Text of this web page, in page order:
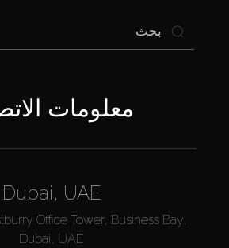
معلومات
Dubai, UAE
Office Tower, Business Bay,
Dubai, UAE